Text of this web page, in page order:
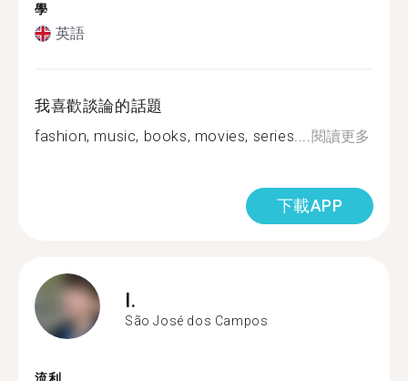
學
英語
我喜歡談論的話題
fashion, music, books, movies, series....閱讀更多
下載APP
I.
São José dos Campos